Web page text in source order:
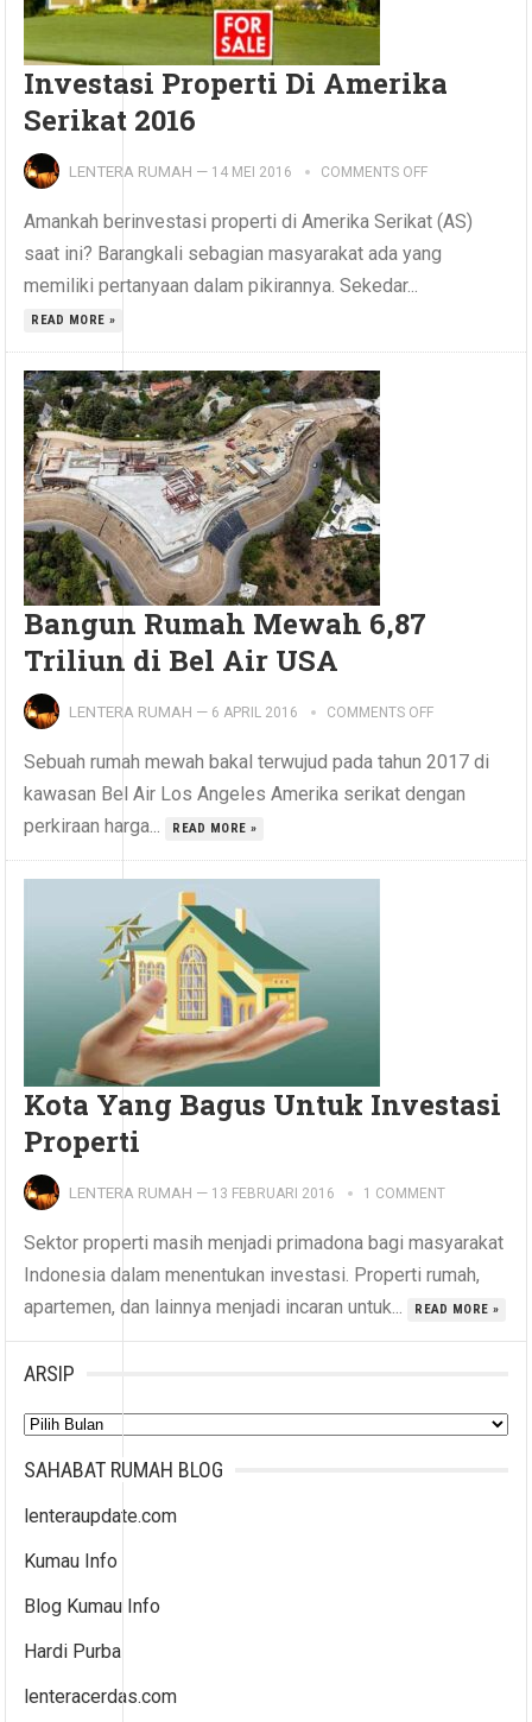
Investasi Properti Di Amerika
Serikat 2016
LENTERA RUMAH — 14 MEI 2016 COMMENTS OFF
Amankah berinvestasi properti di Amerika Serikat (AS)
saat ini? Barangkali sebagian masyarakat ada yang
memiliki pertanyaan dalam pikirannya. Sekedar...
READ MORE »
Bangun Rumah Mewah 6,87
Triliun di Bel Air USA
LENTERA RUMAH — 6 APRIL 2016 COMMENTS OFF
Sebuah rumah mewah bakal terwujud pada tahun 2017 di
kawasan Bel Air Los Angeles Amerika serikat dengan
perkiraan harga...
READ MORE »
Kota Yang Bagus Untuk Investasi
Properti
LENTERA RUMAH — 13 FEBRUARI 2016 1 COMMENT
Sektor properti masih menjadi primadona bagi masyarakat
Indonesia dalam menentukan investasi. Properti rumah,
apartemen, dan lainnya menjadi incaran untuk...
READ MORE »
ARSIP
Arsip
SAHABAT RUMAH BLOG
lenteraupdate.com
Kumau Info
Blog Kumau Info
Hardi Purba
lenteracerdas.com